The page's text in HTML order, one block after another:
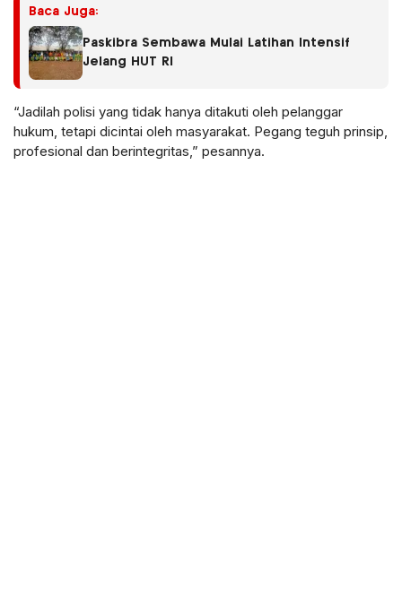
Baca Juga:
Paskibra Sembawa Mulai Latihan Intensif
Jelang HUT RI
“Jadilah polisi yang tidak hanya ditakuti oleh pelanggar
hukum, tetapi dicintai oleh masyarakat. Pegang teguh prinsip,
profesional dan berintegritas,” pesannya.